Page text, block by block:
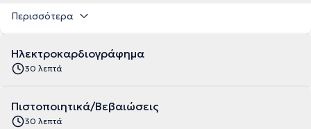
Περισσότερα
Ηλεκτροκαρδιογράφημα
30 λεπτά
Πιστοποιητικά/Βεβαιώσεις
30 λεπτά